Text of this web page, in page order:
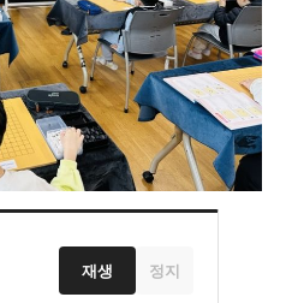
재생 정지